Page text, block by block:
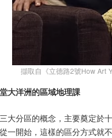
擷取自《立德路2號How Art
大洋洲的區域地理課
大分區的概念，主要奠定於
一開始，這樣的區分方式就